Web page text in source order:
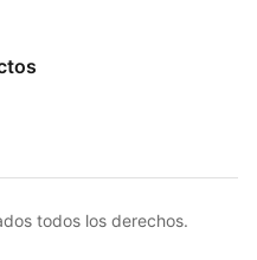
todos los derechos.